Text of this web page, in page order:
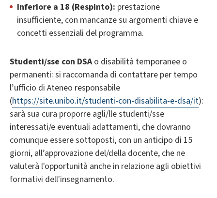
Inferiore a 18 (Respinto): prestazione
insufficiente, con mancanze su argomenti chiave e
concetti essenziali del programma.
Studenti/sse con DSAo disabilità temporanee o
permanenti: si raccomanda di contattare per tempo
l’ufficio di Ateneo responsabile
(https://site.unibo.it/studenti-con-disabilita-e-dsa/it):
sarà sua cura proporre agli/lle studenti/sse
interessati/e eventuali adattamenti, che dovranno
comunque essere sottoposti, con un anticipo di 15
giorni, all’approvazione del/della docente, che ne
valuterà l'opportunità anche in relazione agli obiettivi
formativi dell'insegnamento.